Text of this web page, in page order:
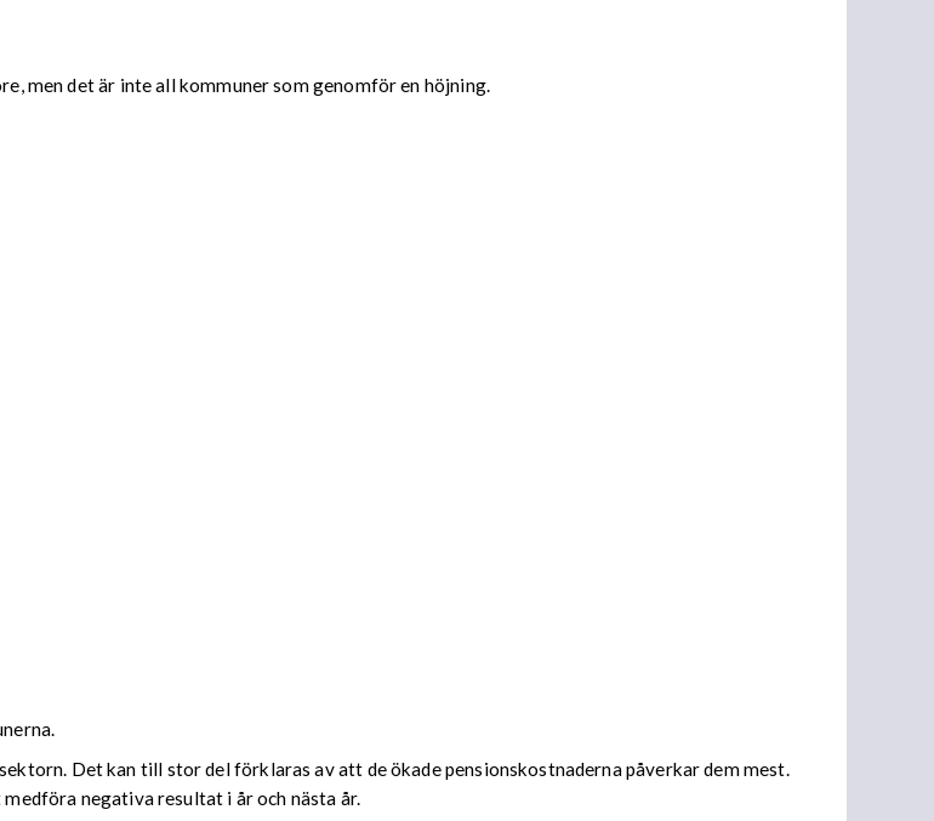
men det är inte all kommuner som genomför en höjning.
Det kan till stor del förklaras av att de ökade pensionskostnaderna påverkar dem mest.
negativa resultat i år och nästa år.